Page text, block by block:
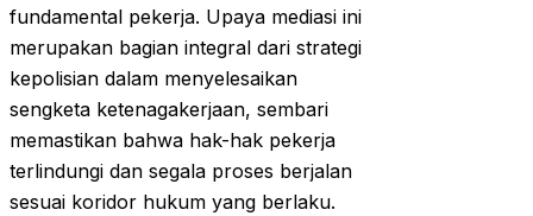
fundamental pekerja. Upaya mediasi ini
merupakan bagian integral dari strategi
kepolisian dalam menyelesaikan
sengketa ketenagakerjaan, sembari
memastikan bahwa hak-hak pekerja
terlindungi dan segala proses berjalan
sesuai koridor hukum yang berlaku.